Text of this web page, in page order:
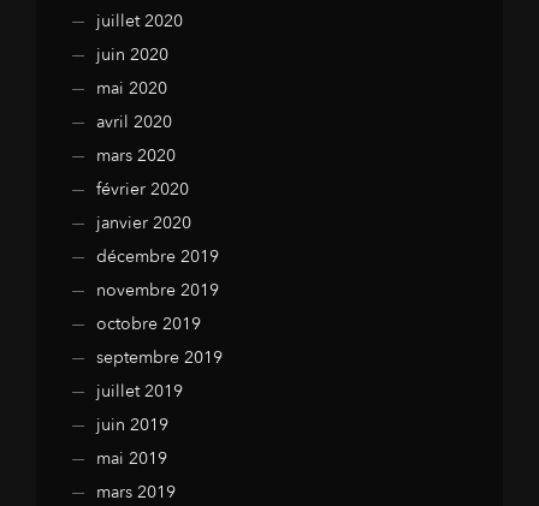
juillet 2020
juin 2020
mai 2020
avril 2020
mars 2020
février 2020
janvier 2020
décembre 2019
novembre 2019
octobre 2019
septembre 2019
juillet 2019
juin 2019
mai 2019
mars 2019